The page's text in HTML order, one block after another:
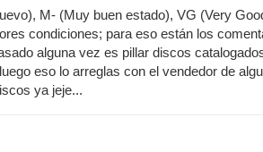
M- (Muy buen estado), VG (Very
condiciones; para eso están los
alguna vez es pillar discos
eso lo arreglas con el vendedor de
ya jeje...